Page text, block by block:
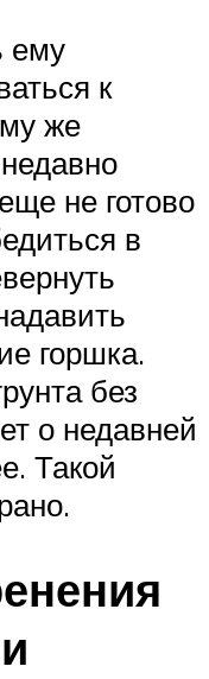
ему
к
же
не готово
в
горшка.
без
о недавней
Такой